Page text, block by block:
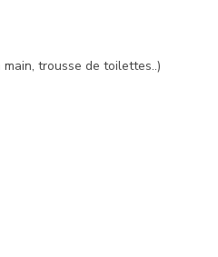
trousse de toilettes..)